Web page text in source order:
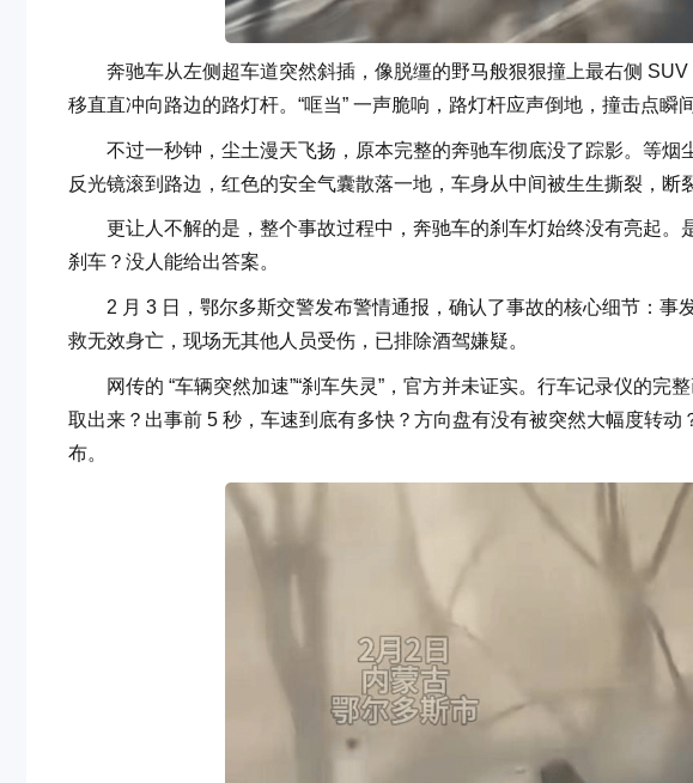
奔驰车从左侧超车道突然斜插，像脱缰的野马般狠狠撞上最右侧 SUV
移直直冲向路边的路灯杆。“哐当” 一声脆响，路灯杆应声倒地，撞击点瞬
不过一秒钟，尘土漫天飞扬，原本完整的奔驰车彻底没了踪影。等烟
反光镜滚到路边，红色的安全气囊散落一地，车身从中间被生生撕裂，断
更让人不解的是，整个事故过程中，奔驰车的刹车灯始终没有亮起。
刹车？没人能给出答案。
2 月 3 日，鄂尔多斯交警发布警情通报，确认了事故的核心细节：事
救无效身亡，现场无其他人员受伤，已排除酒驾嫌疑。
网传的 “车辆突然加速”“刹车失灵”，官方并未证实。行车记录仪的完
取出来？出事前 5 秒，车速到底有多快？方向盘有没有被突然大幅度转
布。